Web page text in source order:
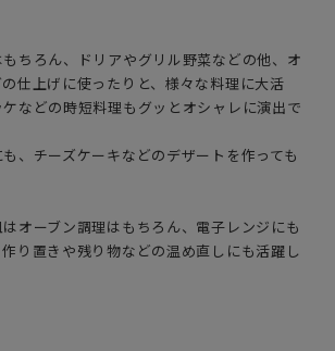
ちろん、ドリアやグリル野菜などの他、オ
仕上げに使ったりと、様々な料理に大活
などの時短料理もグッとオシャレに演出で
、チーズケーキなどのデザートを作っても
オーブン調理はもちろん、電子レンジにも
り置きや残り物などの温め直しにも活躍し